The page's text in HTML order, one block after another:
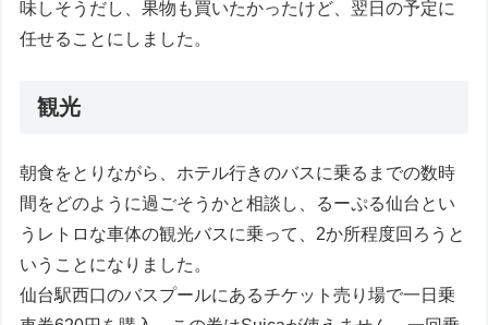
味しそうだし、果物も買いたかったけど、翌日の予定に
任せることにしました。
観光
朝食をとりながら、ホテル行きのバスに乗るまでの数時
間をどのように過ごそうかと相談し、るーぷる仙台とい
うレトロな車体の観光バスに乗って、2か所程度回ろうと
いうことになりました。
仙台駅西口のバスプールにあるチケット売り場で一日乗